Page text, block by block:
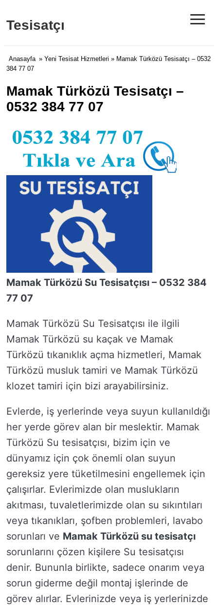
Tesisatçı ≡
Anasayfa » Yeni Tesisat Hizmetleri » Mamak Türközü Tesisatçı – 0532
384 77 07
Mamak Türközü Tesisatçı –
0532 384 77 07
Mamak Türközü Su Tesisatçısı – 0532 384
77 07
Mamak Türközü Su Tesisatçısı ile ilgili
Mamak Türközü su kaçak ve Mamak
Türközü tıkanıklık açma hizmetleri, Mamak
Türközü musluk tamiri ve Mamak Türközü
klozet tamiri için bizi arayabilirsiniz.
Evlerde, iş yerlerinde veya suyun kullanıldığı
her yerde görev alan bir meslektir. Mamak
Türközü Su tesisatçısı, bizim için ve
dünyamız için çok önemli olan suyun
gereksiz yere tüketilmesini engellemek için
çalışırlar. Evlerimizde olan muslukların
akıtması, tuvaletlerimizde olan su sıkıntıları
veya tıkanıkları, şofben problemleri, lavabo
sorunları ve Mamak Türközü su tesisatçı
sorunlarını çözen kişilere Su tesisatçısı
denir. Bununla birlikte, sadece onarım veya
sorun giderme değil montaj işlerinde de
görev alırlar. Evlerinizde veya iş yerlerinizde